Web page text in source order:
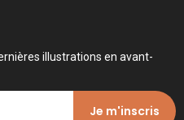
illustrations en avant-
Je m'inscris